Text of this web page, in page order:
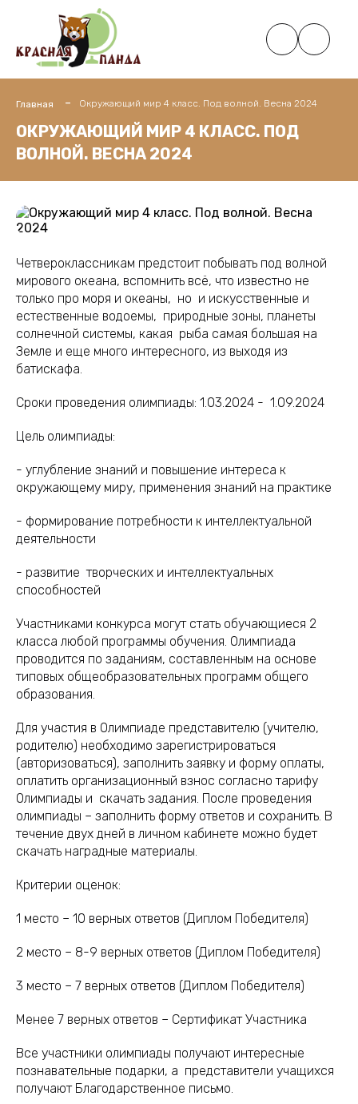
Главная Окружающий мир 4 класс. Под волной. Весна 2024
ОКРУЖАЮЩИЙ МИР 4 КЛАСС. ПОД
ВОЛНОЙ. ВЕСНА 2024
Четвероклассникам предстоит побывать под волной
мирового океана, вспомнить всё, что известно не
только про моря и океаны, но и искусственные и
естественные водоемы, природные зоны, планеты
солнечной системы, какая рыба самая большая на
Земле и еще много интересного, из выходя из
батискафа.
Сроки проведения олимпиады: 1.03.2024 - 1.09.2024
Цель олимпиады:
- углубление знаний и повышение интереса к
окружающему миру, применения знаний на практике
- формирование потребности к интеллектуальной
деятельности
- развитие творческих и интеллектуальных
способностей
Участниками конкурса могут стать обучающиеся 2
класса любой программы обучения. Олимпиада
проводится по заданиям, составленным на основе
типовых общеобразовательных программ общего
образования.
Для участия в Олимпиаде представителю (учителю,
родителю) необходимо зарегистрироваться
(авторизоваться), заполнить заявку и форму оплаты,
оплатить организационный взнос согласно тарифу
Олимпиады и скачать задания. После проведения
олимпиады – заполнить форму ответов и сохранить. В
течение двух дней в личном кабинете можно будет
скачать наградные материалы.
Критерии оценок:
1 место – 10 верных ответов (Диплом Победителя)
2 место – 8-9 верных ответов (Диплом Победителя)
3 место – 7 верных ответов (Диплом Победителя)
Менее 7 верных ответов – Сертификат Участника
Все участники олимпиады получают интересные
познавательные подарки, а представители учащихся
получают Благодарственное письмо.